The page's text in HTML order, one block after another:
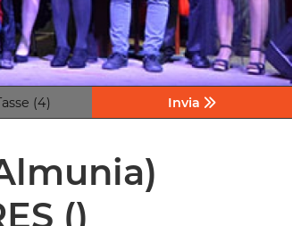
(4) Invia
()